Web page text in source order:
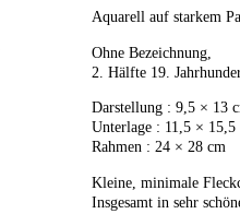
Aquarell auf starkem
Ohne Bezeichnung,
2. Hälfte 19.
Darstellung : 9,5 × 13
Unterlage : 11,5 × 15,5
Rahmen : 24 × 28 cm
Kleine, minimale
Insgesamt in sehr